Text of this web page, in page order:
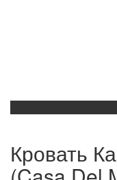
Кровать